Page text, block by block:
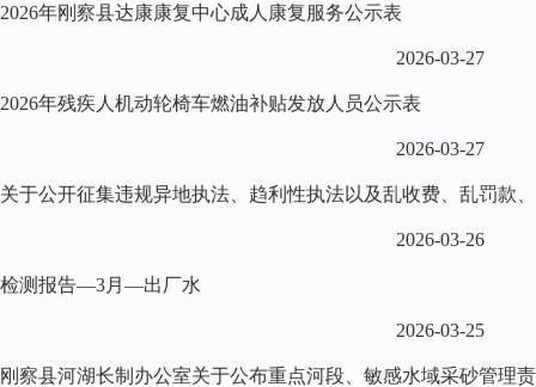
2026年刚察县达康康复中心成人康复服务公示表
2026-03-27
2026年残疾人机动轮椅车燃油补贴发放人员公示表
2026-03-27
关于公开征集违规异地执法、趋利性执法以及乱收费、乱罚款
2026-03-26
检测报告—3月—出厂水
2026-03-25
刚察县河湖长制办公室关于公布重点河段、敏感水域采砂管理